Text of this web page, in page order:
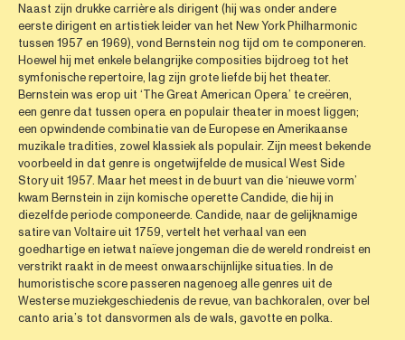
Naast zijn drukke carrière als dirigent (hij was onder andere
eerste dirigent en artistiek leider van het New York Philharmonic
tussen 1957 en 1969), vond Bernstein nog tijd om te componeren.
Hoewel hij met enkele belangrijke composities bijdroeg tot het
symfonische repertoire, lag zijn grote liefde bij het theater.
Bernstein was erop uit ‘The Great American Opera’ te creëren,
een genre dat tussen opera en populair theater in moest liggen;
een opwindende combinatie van de Europese en Amerikaanse
muzikale tradities, zowel klassiek als populair. Zijn meest bekende
voorbeeld in dat genre is ongetwijfelde de musical West Side
Story uit 1957. Maar het meest in de buurt van die ‘nieuwe vorm’
kwam Bernstein in zijn komische operette Candide, die hij in
diezelfde periode componeerde. Candide, naar de gelijknamige
satire van Voltaire uit 1759, vertelt het verhaal van een
goedhartige en ietwat naïeve jongeman die de wereld rondreist en
verstrikt raakt in de meest onwaarschijnlijke situaties. In de
humoristische score passeren nagenoeg alle genres uit de
Westerse muziekgeschiedenis de revue, van bachkoralen, over bel
canto aria’s tot dansvormen als de wals, gavotte en polka.